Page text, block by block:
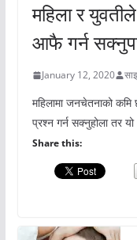
महिला र
आफै गर्न
January 12, 2020
महिलामा जनचेतनाको
प्रश्न गर्न सक्नुहोला तर
Share this: